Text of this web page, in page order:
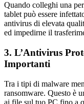
Quando colleghi una
tablet può essere
antivirus di elevata
ed impedirne il
3. L’Antivirus
Importanti
Tra i tipi di malware
ransomware. Questo è
ai file sul tuo PC fino a